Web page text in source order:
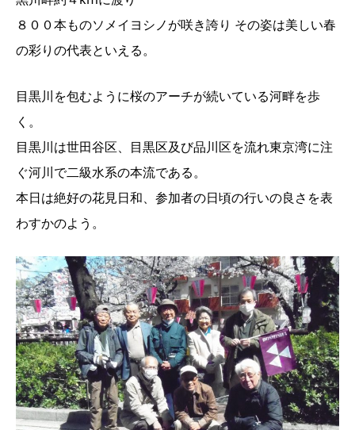
８００本ものソメイヨシノが咲き誇り その姿は美しい春
の彩りの代表といえる。
目黒川を包むように桜のアーチが続いている河畔を歩
く。
目黒川は世田谷区、目黒区及び品川区を流れ東京湾に注
ぐ河川で二級水系の本流である。
本日は絶好の花見日和、参加者の日頃の行いの良さを表
わすかのよう。